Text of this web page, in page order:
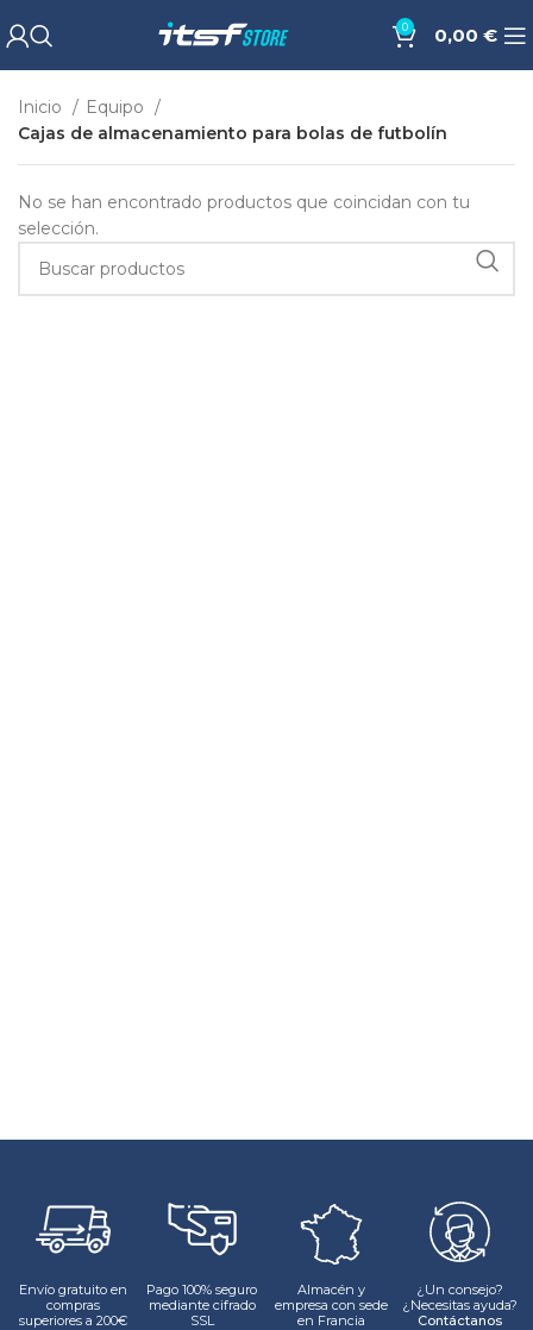
0 0,00 €
Inicio
Equipo
Cajas de almacenamiento para bolas de futbolín
No se han encontrado productos que coincidan con tu
selección.
Envío gratuito en
compras
superiores a 200€
Pago 100% seguro
mediante cifrado
SSL
Almacén y
empresa con sede
en Francia
¿Un consejo?
¿Necesitas ayuda?
Contáctanos